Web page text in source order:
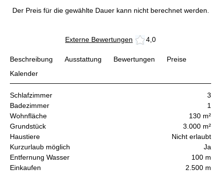
Der Preis für die gewählte Dauer kann nicht berechnet werden.
Externe Bewertungen 4,0
Beschreibung Ausstattung Bewertungen
Preise
Kalender
Schlafzimmer
3
Badezimmer
1
Wohnfläche
130 m²
Grundstück
3.000 m²
Haustiere
Nicht erlaubt
Kurzurlaub möglich
Ja
Entfernung Wasser
100 m
Einkaufen
2.500 m